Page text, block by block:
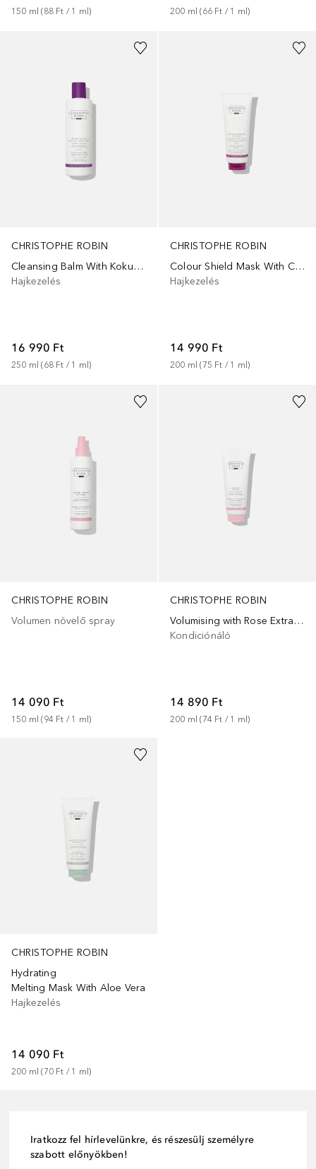
150 ml (88 Ft / 1 ml) 200 ml (66 Ft / 1 ml)
CHRISTOPHE ROBIN
Cleansing Balm With Kokum Butter
Hajkezelés
16 990 Ft
250 ml (68 Ft / 1 ml)
CHRISTOPHE ROBIN
Colour Shield Mask With Camu-Camu Berries
Hajkezelés
14 990 Ft
200 ml (75 Ft / 1 ml)
CHRISTOPHE ROBIN
Volumen növelő spray
14 090 Ft
150 ml (94 Ft / 1 ml)
CHRISTOPHE ROBIN
Volumising with Rose Extracts
Kondiciónáló
14 890 Ft
200 ml (74 Ft / 1 ml)
CHRISTOPHE ROBIN
Hydrating
Melting Mask With Aloe Vera
Hajkezelés
14 090 Ft
200 ml (70 Ft / 1 ml)
Iratkozz fel hírlevelünkre, és részesülj személyre
szabott előnyökben!